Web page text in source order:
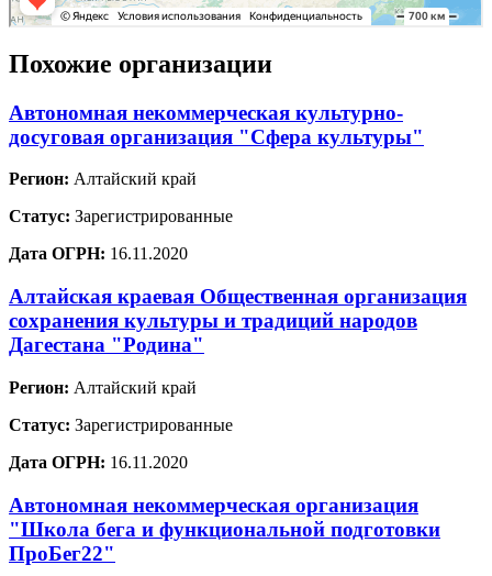
Похожие организации
Автономная некоммерческая культурно-
досуговая организация "Сфера культуры"
Регион: Алтайский край
Статус: Зарегистрированные
Дата ОГРН: 16.11.2020
Алтайская краевая Общественная организация
сохранения культуры и традиций народов
Дагестана "Родина"
Регион: Алтайский край
Статус: Зарегистрированные
Дата ОГРН: 16.11.2020
Автономная некоммерческая организация
"Школа бега и функциональной подготовки
ПроБег22"